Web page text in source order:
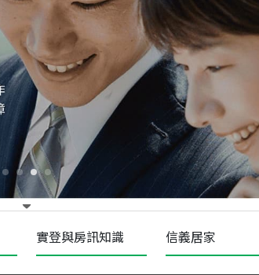
年 月 成交
四維天廈
新竹市新竹市四維路
115 月 成交
菁英典藏
新竹市新竹市慈祥路
實登與房訊知識 信義居家